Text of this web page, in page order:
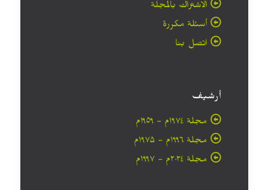
الاشتراك بالمجلة
أسئلة مكررة
اتصل بنا
أرشيف
مجلة ۱۹۷٤م - ١٩٥٩م
مجلة ۱۹۹٦م - ۱۹۷۵م
مجلة ۲۰۲٤م - ۱۹۹۷م